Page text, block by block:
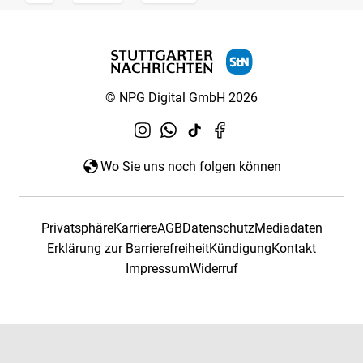
© NPG Digital GmbH 2026
Wo Sie uns noch folgen können
PrivatsphäreKarriereAGBDatenschutzMediadaten
Erklärung zur BarrierefreiheitKündigungKontakt
ImpressumWiderruf